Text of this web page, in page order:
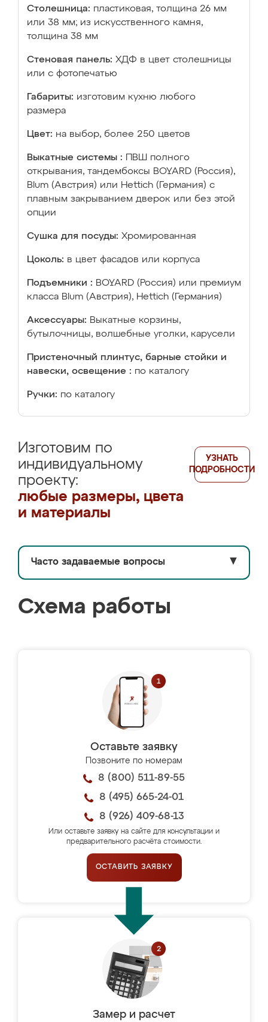
Столешница: пластиковая, толщина 26 мм
или 38 мм; из искусственного камня,
толщина 38 мм
Стеновая панель: ХДФ в цвет столешницы
или с фотопечатью
Габариты: изготовим кухню любого
размера
Цвет: на выбор, более 250 цветов
Выкатные системы :
ПВШ полного
открывания, тандембоксы BOYARD (Россия),
Blum (Австрия) или Hettich (Германия) с
плавным закрыванием дверок или без этой
опции
Сушка для посуды: Хромированная
Цоколь: в цвет фасадов или корпуса
Подъемники : BOYARD (Россия) или премиум
класса Blum (Австрия), Hettich (Германия)
Аксессуары: Выкатные корзины,
бутылочницы, волшебные уголки, карусели
Пристеночный плинтус, барные стойки и
навески, освещение : по каталогу
Ручки: по каталогу
Изготовим по
индивидуальному
проекту:
любые размеры, цвета
и материалы
УЗНАТЬ
ПОДРОБНОСТИ
Часто задаваемые вопросы ▼
Схема работы
Оставьте заявку
Позвоните по номерам
8 (800) 511-89-55
8 (495) 665-24-01
8 (926) 409-68-13
Или оставьте заявку на сайте для консультации и
предварительного расчёта стоимости.
ОСТАВИТЬ ЗАЯВКУ
Замер и расчет